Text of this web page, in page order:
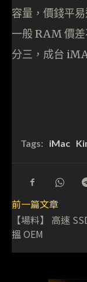
容量，價錢平
一般 RAM 價
分三，成台
Tags: iMac
前一篇文章
【場料】 高速
搵 OEM